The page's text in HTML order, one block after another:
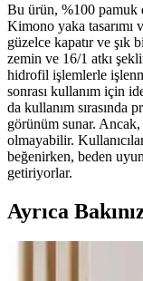
Bu ürün, %100 pamuk
Kimono yaka tasarımı
güzelce kapatır ve şık
zemin ve 16/1 atkı
hidrofil işlemlerle
sonrası kullanım için
da kullanım sırasında
görünüm sunar.
olmayabilir.
beğenirken, beden
getiriyorlar.
Ayrıca